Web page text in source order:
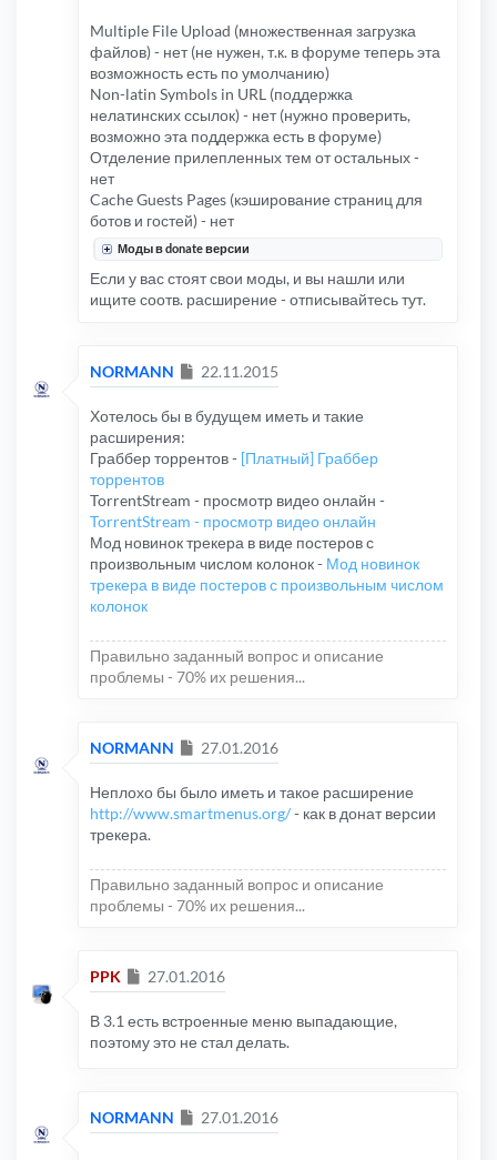
Multiple File Upload (множественная загрузка
файлов) - нет (не нужен, т.к. в форуме теперь эта
возможность есть по умолчанию)
Non-latin Symbols in URL (поддержка
нелатинских ссылок) - нет (нужно проверить,
возможно эта поддержка есть в форуме)
Отделение прилепленных тем от остальных -
нет
Cache Guests Pages (кэширование страниц для
ботов и гостей) - нет
Моды в donate версии
Если у вас стоят свои моды, и вы нашли или
ищите соотв. расширение - отписывайтесь тут.
NORMANN Сообщение
22.11.2015
Хотелось бы в будущем иметь и такие
расширения:
Граббер торрентов - [Платный] Граббер
торрентов
TorrentStream - просмотр видео онлайн -
TorrentStream - просмотр видео онлайн
Мод новинок трекера в виде постеров с
произвольным числом колонок - Мод новинок
трекера в виде постеров с произвольным числом
колонок
Правильно заданный вопрос и описание
проблемы - 70% их решения...
NORMANN Сообщение
27.01.2016
Неплохо бы было иметь и такое расширение
http://www.smartmenus.org/- как в донат версии
трекера.
Правильно заданный вопрос и описание
проблемы - 70% их решения...
PPK Сообщение
27.01.2016
В 3.1 есть встроенные меню выпадающие,
поэтому это не стал делать.
NORMANN Сообщение
27.01.2016